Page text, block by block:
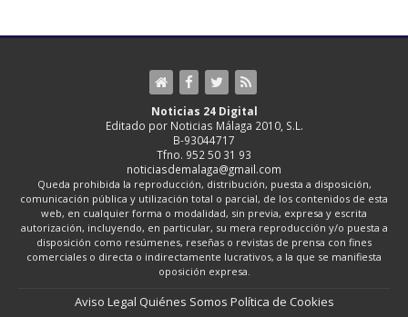
Noticias 24 Digital
Editado por Noticias Málaga 2010, S.L.
B-93044717
Tfno. 952 50 31 93
noticiasdemalaga@gmail.com
Queda prohibida la reproducción, distribución, puesta a disposición,
comunicación pública y utilización total o parcial, de los contenidos de esta
web, en cualquier forma o modalidad, sin previa, expresa y escrita
autorización, incluyendo, en particular, su mera reproducción y/o puesta a
disposición como resúmenes, reseñas o revistas de prensa con fines
comerciales o directa o indirectamente lucrativos, a la que se manifiesta
oposición expresa.
Aviso Legal Quiénes Somos Política de Cookies